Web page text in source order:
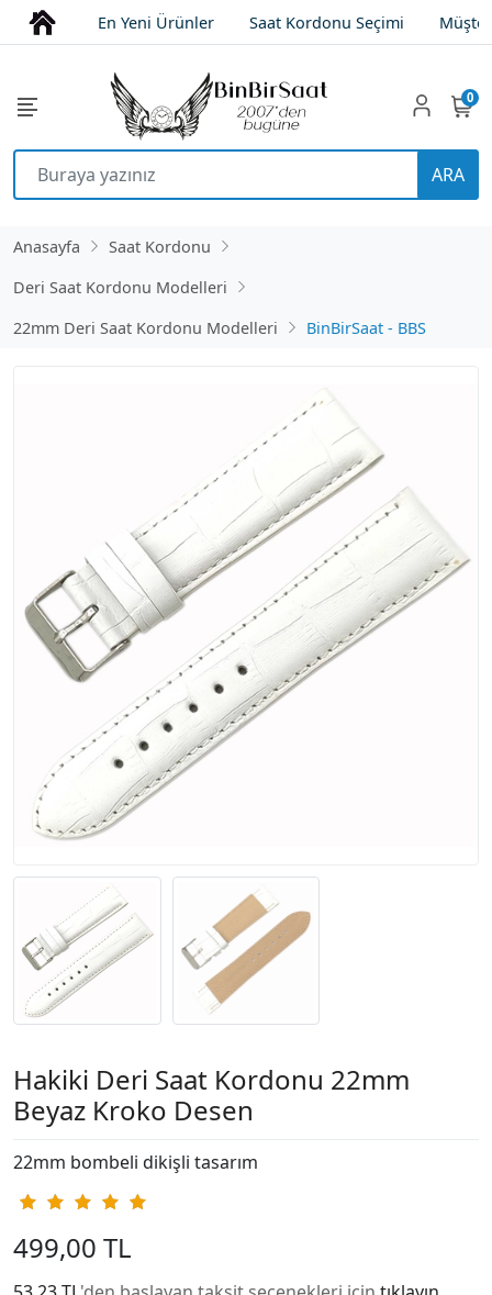
En Yeni Ürünler Saat Kordonu Seçimi
ARA
0
Anasayfa
Saat Kordonu
Deri Saat Kordonu Modelleri
22mm Deri Saat Kordonu Modelleri
BinBirSaat - BBS
Hakiki Deri Saat Kordonu 22mm
Beyaz Kroko Desen
22mm bombeli dikişli tasarım
499,00 TL